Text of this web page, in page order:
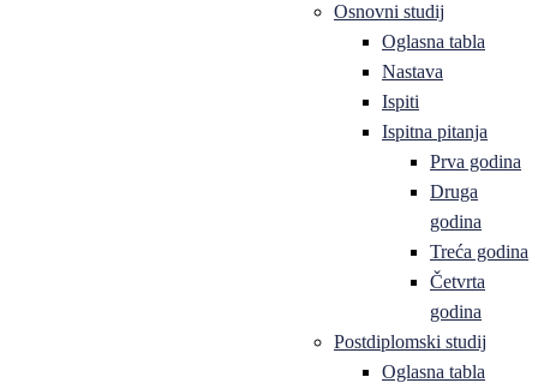
Osnovni studij
Oglasna tabla
Nastava
Ispiti
Ispitna pitanja
Prva godina
Druga
godina
Treća godina
Četvrta
godina
Postdiplomski studij
Oglasna tabla